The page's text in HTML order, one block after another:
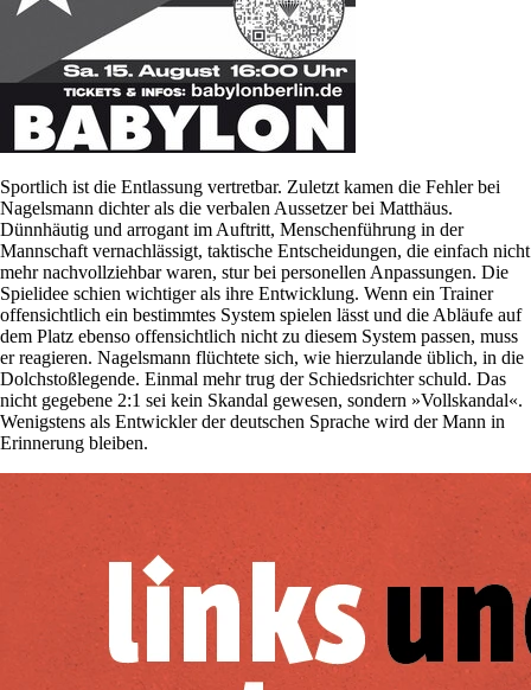
Sportlich ist die Entlassung vertretbar. Zuletzt kamen die Fehler bei
Nagelsmann dichter als die verbalen Aussetzer bei Matthäus.
Dünnhäutig und arrogant im Auftritt, Menschenführung in der
Mannschaft vernachlässigt, taktische Entscheidungen, die einfach nicht
mehr nachvollziehbar waren, stur bei personellen Anpassungen. Die
Spielidee schien wichtiger als ihre Entwicklung. Wenn ein Trainer
offensichtlich ein bestimmtes System spielen lässt und die Abläufe auf
dem Platz ebenso offensichtlich nicht zu diesem System passen, muss
er reagieren. Nagelsmann flüchtete sich, wie hierzulande üblich, in die
Dolchstoßlegende. Einmal mehr trug der Schiedsrichter schuld. Das
nicht gegebene 2:1 sei kein Skandal gewesen, sondern »Vollskandal«.
Wenigstens als Entwickler der deutschen Sprache wird der Mann in
Erinnerung bleiben.